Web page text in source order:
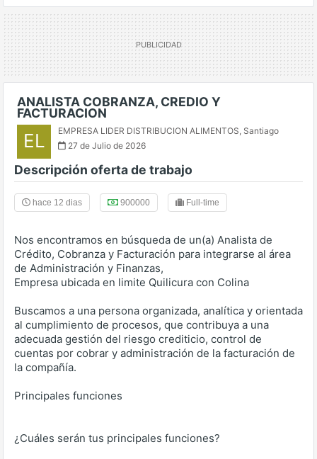
ANALISTA COBRANZA, CREDIO Y
FACTURACION
EL EMPRESA LIDER DISTRIBUCION ALIMENTOS, Santiago
27 de Julio de 2026
Descripción oferta de trabajo
hace 12 dias 900000 Full-time
Nos encontramos en búsqueda de un(a) Analista de
Crédito, Cobranza y Facturación para integrarse al área
de Administración y Finanzas,
Empresa ubicada en limite Quilicura con Colina
Buscamos a una persona organizada, analítica y orientada
al cumplimiento de procesos, que contribuya a una
adecuada gestión del riesgo crediticio, control de
cuentas por cobrar y administración de la facturación de
la compañía.
Principales funciones
¿Cuáles serán tus principales funciones?